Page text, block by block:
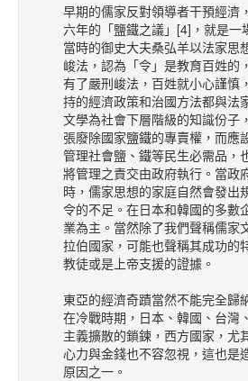
早期的儒家反對領導者干預經濟
六年的「鹽鐵之議」[4]，就是一
當時的御史大夫桑弘羊以法家思
峻法，認為「令」是教育百姓的
有了嚴刑峻法，百姓就小心謹慎
持的經濟政策和治國方法都與法
文學為社會下層階級的知識份子
張廢除國家鹽鐵的專賣權，而應
管理社會鹽、鐵等民生必需品，
將管理之責交由政府執行。當政
時，儒家思想的家庭自然會發出
令的不足。在日本和韓國的多數
業為主。當然除了我們聲稱儒家
拉伯國家，可能也聲稱其成功的
教徒或是上帝支援的證據。
東亞的經濟奇蹟當然不能完全歸
在冷戰時期，日本、韓國、台灣
主義擴散的鎖鍊，西方國家，尤
心力與金錢也不容忽視，這也是
原因之一。